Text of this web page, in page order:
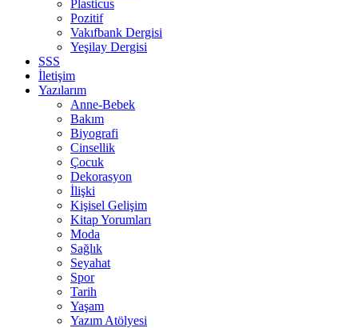
Plasticus
Pozitif
Vakıfbank Dergisi
Yeşilay Dergisi
SSS
İletişim
Yazılarım
Anne-Bebek
Bakım
Biyografi
Cinsellik
Çocuk
Dekorasyon
İlişki
Kişisel Gelişim
Kitap Yorumları
Moda
Sağlık
Seyahat
Spor
Tarih
Yaşam
Yazım Atölyesi